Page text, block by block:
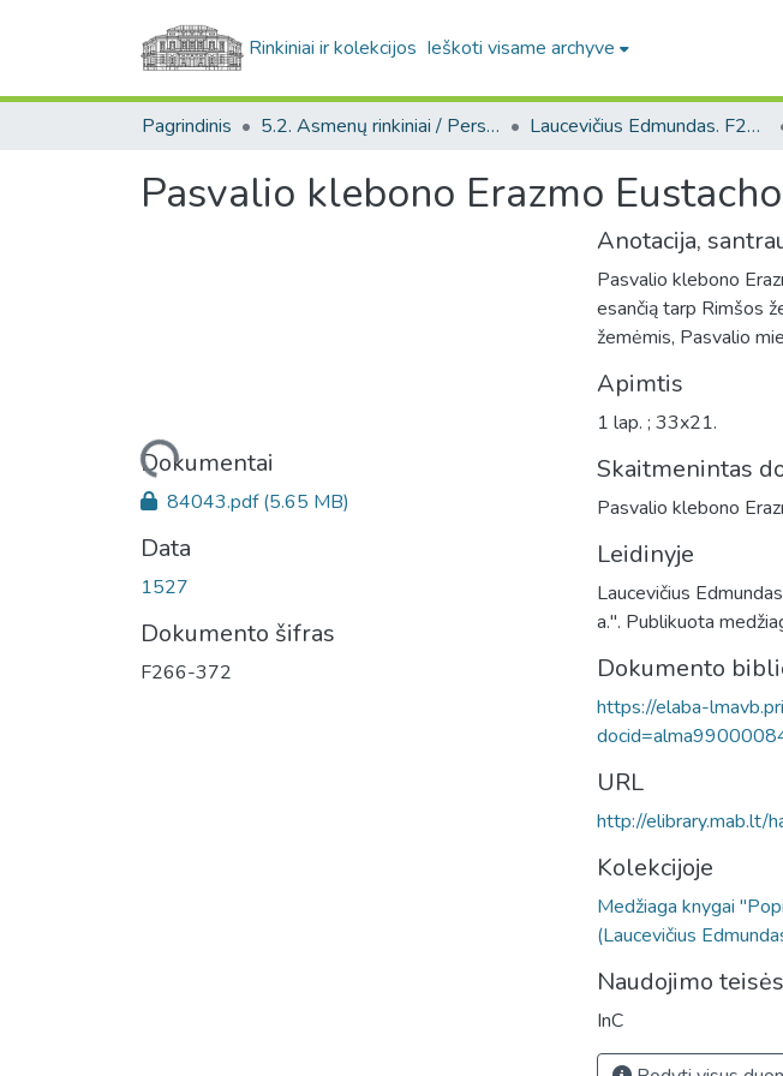
Rinkiniai ir kolekcijos Ieškoti visame archyve
Pagrindinis 5.2. Asmenų rinkiniai / Personal collections Laucevičius Edmundas. F266
Pasvalio klebono Erazmo
Įkeliama...
Dokumentai
84043.pdf(5.65 MB)
Data
1527
Dokumento šifras
F266-372
Anotacija,
Pasvalio klebono
esančią tarp Rimšos
žemėmis, Pasvalio
Apimtis
1 lap. ; 33x21.
Skaitmenintas
Pasvalio klebono
Leidinyje
Laucevičius
a.". Publikuota
Dokumento
https://elaba-
URL
http://elibrary.mab.lt/
Kolekcijoje
Medžiaga knygai
(Laucevičius
Naudojimo teisės
InC